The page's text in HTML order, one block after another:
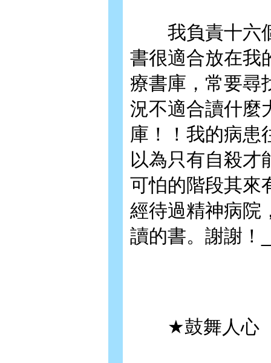
我負責十六個
書很適合放在我
療書庫，常要尋
況不適合讀什麼
庫！！我的病患
以為只有自殺才
可怕的階段其來
經待過精神病院
讀的書。謝謝！
★鼓舞人心